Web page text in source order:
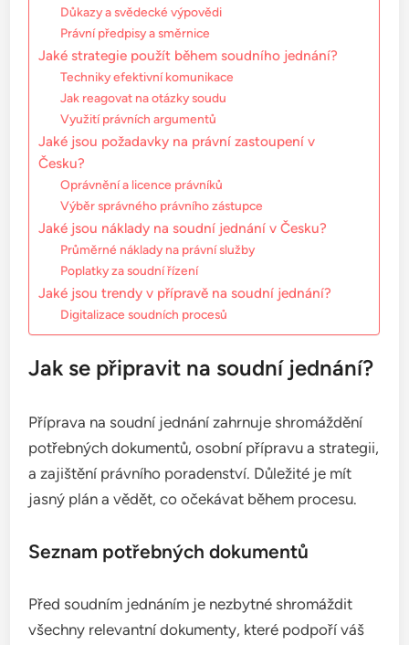
Důkazy a svědecké výpovědi
Právní předpisy a směrnice
Jaké strategie použít během soudního jednání?
Techniky efektivní komunikace
Jak reagovat na otázky soudu
Využití právních argumentů
Jaké jsou požadavky na právní zastoupení v
Česku?
Oprávnění a licence právníků
Výběr správného právního zástupce
Jaké jsou náklady na soudní jednání v Česku?
Průměrné náklady na právní služby
Poplatky za soudní řízení
Jaké jsou trendy v přípravě na soudní jednání?
Digitalizace soudních procesů
Jak se připravit na soudní jednání?
Příprava na soudní jednání zahrnuje shromáždění
potřebných dokumentů, osobní přípravu a strategii,
a zajištění právního poradenství. Důležité je mít
jasný plán a vědět, co očekávat během procesu.
Seznam potřebných dokumentů
Před soudním jednáním je nezbytné shromáždit
všechny relevantní dokumenty, které podpoří váš